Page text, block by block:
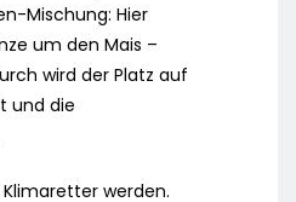
Mischung: Hier
um den Mais –
wird der Platz auf
und die
werden.